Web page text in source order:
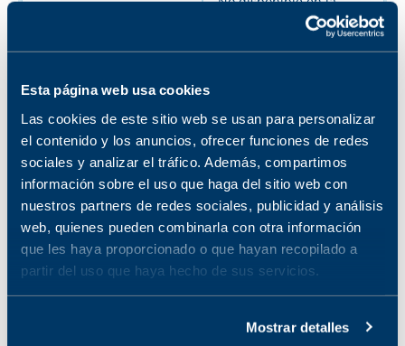
Esta página web usa cookies
Las cookies de este sitio web se usan para personalizar
el contenido y los anuncios, ofrecer funciones de redes
sociales y analizar el tráfico. Además, compartimos
información sobre el uso que haga del sitio web con
nuestros partners de redes sociales, publicidad y análisis
web, quienes pueden combinarla con otra información
que les haya proporcionado o que hayan recopilado a
partir del uso que haya hecho de sus servicios.
Mostrar detalles
sucursal seleccionada
Ver sucursales donde
está disponible
POR PCR
No disponible en la
sucursal seleccionada
Ver sucursales donde
está disponible
US POR PCR
No disponible en la
sucursal seleccionada
Ver sucursales donde
está disponible
TUBERCULOSIS
EN ORINA POR